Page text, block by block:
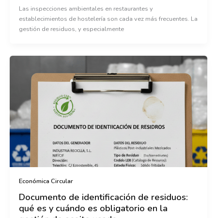
Las inspecciones ambientales en restaurantes y
establecimientos de hostelería son cada vez más frecuentes. La
gestión de residuos, y especialmente
Económica Circular
Documento de identificación de residuos:
qué es y cuándo es obligatorio en la